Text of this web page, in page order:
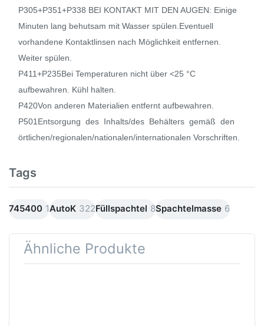
P305+P351+P338 BEI KONTAKT MIT DEN AUGEN: Einige
Minuten lang behutsam mit Wasser spülen.Eventuell
vorhandene Kontaktlinsen nach Möglichkeit entfernen.
Weiter spülen.
P411+P235Bei Temperaturen nicht über <25 °C
aufbewahren. Kühl halten.
P420Von anderen Materialien entfernt aufbewahren.
P501Entsorgung des Inhalts/des Behälters gemäß den
örtlichen/regionalen/nationalen/internationalen Vorschriften
Tags
745400 1AutoK 322Füllspachtel 8Spachtelmasse 6
Ähnliche Produkte